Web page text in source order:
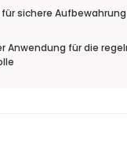
sichere
Anwendung für die